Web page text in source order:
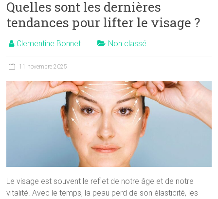
Quelles sont les dernières
tendances pour lifter le visage ?
Clementine Bonnet Non classé
11 novembre 2025
Le visage est souvent le reflet de notre âge et de notre
vitalité. Avec le temps, la peau perd de son élasticité, les